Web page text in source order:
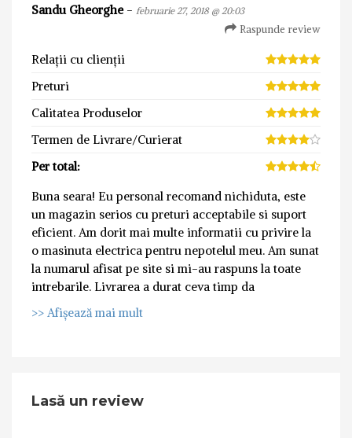
Sandu Gheorghe- februarie 27, 2018 @ 20:03
Raspunde review
Relații cu clienții
Preturi
Calitatea Produselor
Termen de Livrare/Curierat
Per total:
Buna seara! Eu personal recomand nichiduta, este
un magazin serios cu preturi acceptabile si suport
eficient. Am dorit mai multe informatii cu privire la
o masinuta electrica pentru nepotelul meu. Am sunat
la numarul afisat pe site si mi-au raspuns la toate
intrebarile. Livrarea a durat ceva timp da
>> Afișează mai mult
Lasă un review